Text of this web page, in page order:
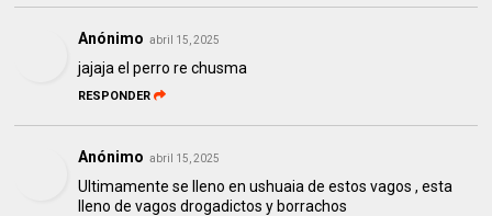
Anónimo abril 15, 2025
jajaja el perro re chusma
RESPONDER
Anónimo abril 15, 2025
Ultimamente se lleno en ushuaia de estos vagos , esta
lleno de vagos drogadictos y borrachos